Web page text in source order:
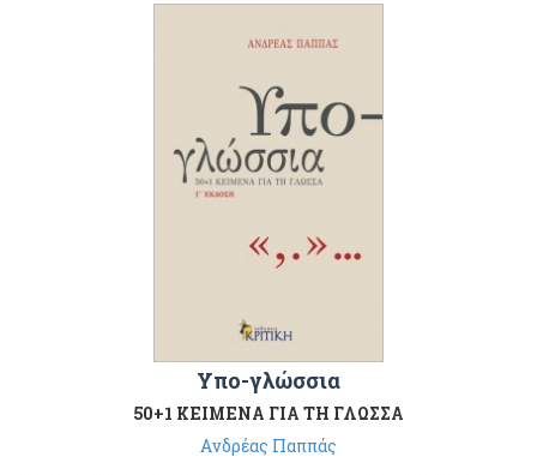
Υπο-γλώσσια
50+1 ΚΕΙΜΕΝΑ ΓΙΑ ΤΗ ΓΛΩΣΣΑ
Aνδρέας Παππάς